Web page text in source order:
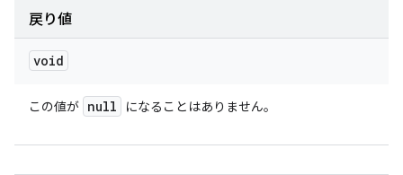
戻り値
void
この値が null になることはありません。